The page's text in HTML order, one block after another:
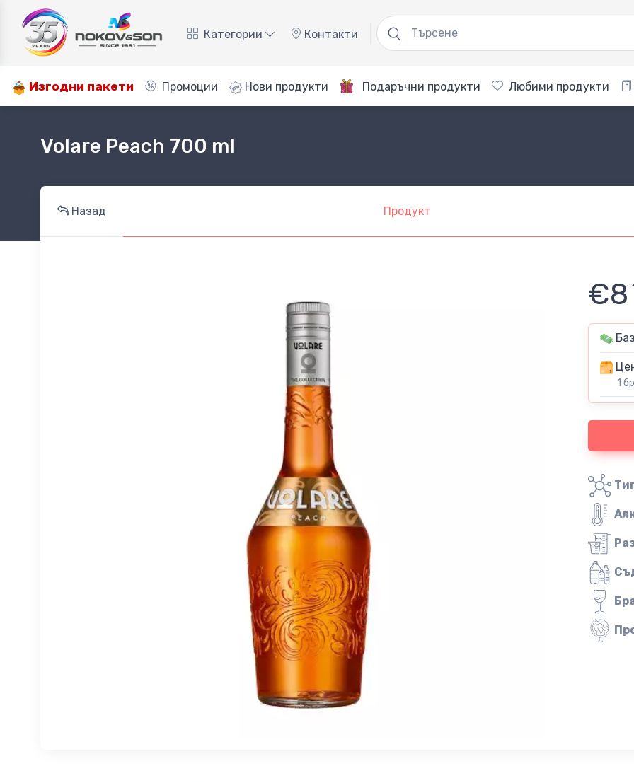
Категории Контакти
Изгодни пакети Промоции Нови продукти Подаръчни продукти Любими продукти
Volare Peach 700 ml
Назад Продукт
€8
1